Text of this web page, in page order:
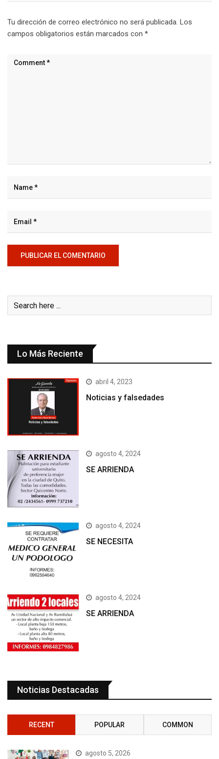
Tu dirección de correo electrónico no será publicada. Los
campos obligatorios están marcados con *
Lo Más Reciente
abril 4, 2023
Noticias y falsedades
agosto 4, 2024
SE ARRIENDA
agosto 4, 2024
SE NECESITA
agosto 4, 2024
SE ARRIENDA
Noticias Destacadas
RECENT POPULAR COMMON
agosto 5, 2026